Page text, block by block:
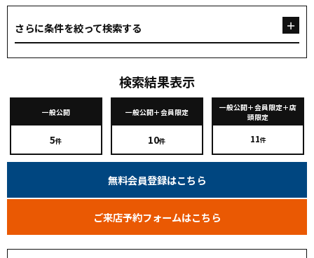
さらに条件を絞って検索する
検索結果表示
一般公開
5件
一般公開＋会員限定
10件
一般公開＋会員限定＋店
頭限定
11件
無料会員登録はこちら
ご来店予約フォームはこちら